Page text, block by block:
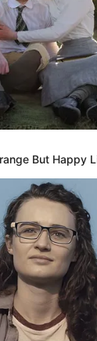
But Happy